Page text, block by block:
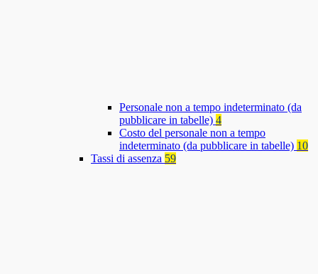
Personale non a tempo indeterminato (da
pubblicare in tabelle) 4
Costo del personale non a tempo
indeterminato (da pubblicare in tabelle) 10
Tassi di assenza 59